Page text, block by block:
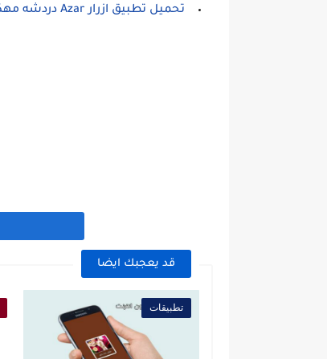
تحميل تطبيق ازرار Azar دردشه مهكر للاندرويد اخر اصدار
قد يعجبك ايضا
تطبيقات